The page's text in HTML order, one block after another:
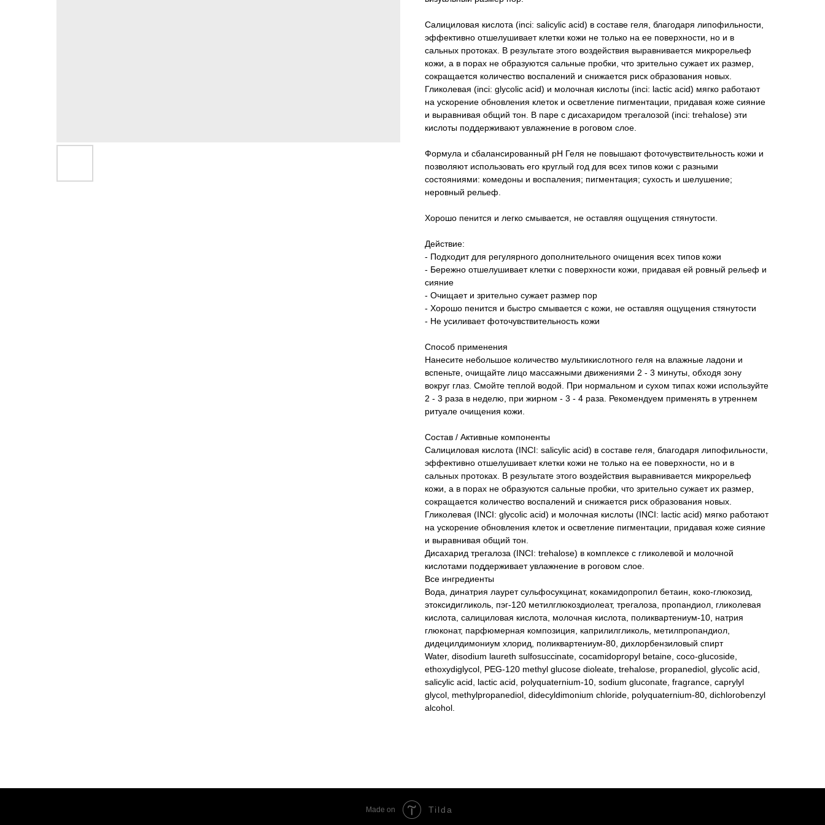
Салициловая кислота (inci: salicylic acid) в составе геля, благодаря липофильности,
эффективно отшелушивает клетки кожи не только на ее поверхности, но и в
сальных протоках. В результате этого воздействия выравнивается микрорельеф
кожи, а в порах не образуются сальные пробки, что зрительно сужает их размер,
сокращается количество воспалений и снижается риск образования новых.
Гликолевая (inci: glycolic acid) и молочная кислоты (inci: lactic acid) мягко работают
на ускорение обновления клеток и осветление пигментации, придавая коже сияние
и выравнивая общий тон. В паре с дисахаридом трегалозой (inci: trehalose) эти
кислоты поддерживают увлажнение в роговом слое.
Формула и сбалансированный pH Геля не повышают фоточувствительность кожи и
позволяют использовать его круглый год для всех типов кожи с разными
состояниями: комедоны и воспаления; пигментация; сухость и шелушение;
неровный рельеф.
Хорошо пенится и легко смывается, не оставляя ощущения стянутости.
Действие:
- Подходит для регулярного дополнительного очищения всех типов кожи
- Бережно отшелушивает клетки с поверхности кожи, придавая ей ровный рельеф и
сияние
- Очищает и зрительно сужает размер пор
- Хорошо пенится и быстро смывается с кожи, не оставляя ощущения стянутости
- Не усиливает фоточувствительность кожи
Способ применения
Нанесите небольшое количество мультикислотного геля на влажные ладони и
вспеньте, очищайте лицо массажными движениями 2 - 3 минуты, обходя зону
вокруг глаз. Смойте теплой водой. При нормальном и сухом типах кожи используйте
2 - 3 раза в неделю, при жирном - 3 - 4 раза. Рекомендуем применять в утреннем
ритуале очищения кожи.
Состав / Активные компоненты
Салициловая кислота (INCI: salicylic acid) в составе геля, благодаря липофильности,
эффективно отшелушивает клетки кожи не только на ее поверхности, но и в
сальных протоках. В результате этого воздействия выравнивается микрорельеф
кожи, а в порах не образуются сальные пробки, что зрительно сужает их размер,
сокращается количество воспалений и снижается риск образования новых.
Гликолевая (INCI: glycolic acid) и молочная кислоты (INCI: lactic acid) мягко работают
на ускорение обновления клеток и осветление пигментации, придавая коже сияние
и выравнивая общий тон.
Дисахарид трегалоза (INCI: trehalose) в комплексе с гликолевой и молочной
кислотами поддерживает увлажнение в роговом слое.
Все ингредиенты
Вода, динатрия лаурет сульфосукцинат, кокамидопропил бетаин, коко-глюкозид,
этоксидигликоль, пэг-120 метилглюкоздиолеат, трегалоза, пропандиол, гликолевая
кислота, салициловая кислота, молочная кислота, поликвартениум-10, натрия
глюконат, парфюмерная композиция, каприлилгликоль, метилпропандиол,
дидецилдимониум хлорид, поликвартениум-80, дихлорбензиловый спирт
Water, disodium laureth sulfosuccinate, cocamidopropyl betaine, coco-glucoside,
ethoxydiglycol, PEG-120 methyl glucose dioleate, trehalose, propanediol, glycolic acid,
salicylic acid, lactic acid, polyquaternium-10, sodium gluconate, fragrance, caprylyl
glycol, methylpropanediol, didecyldimonium chloride, polyquaternium-80, dichlorobenzyl
alcohol.
Made on Tilda